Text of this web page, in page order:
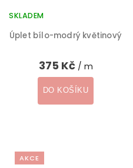
Úplet bílo-modrý květinový
SKLADEM
375 Kč / m
DO KOŠÍKU
AKCE